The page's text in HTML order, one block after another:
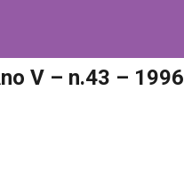
V – n.43 – 1996